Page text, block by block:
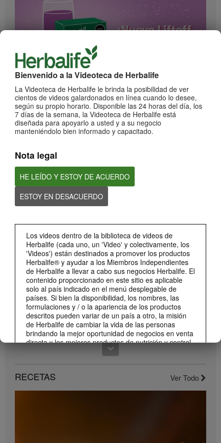
Bienvenido a la Videoteca de Herbalife
La Videoteca de Herbalife le brinda la posibilidad de ver
cientos de videos galardonados en línea cuando lo desee,
según su propio horario. Disponible las 24 horas del día, los
7 días de la semana, la Videoteca de Herbalife está
diseñada para apoyarlo a usted y a su negocio
manteniéndolo bien informado y capacitado.
Nota legal
HE LEÍDO Y ESTOY DE ACUERDO
ESTOY EN DESACUERDO
Los videos dentro de la biblioteca de videos de
Herbalife (cada uno, un 'Video' y colectivamente, los
'Videos') están destinados a promover los productos
Herbalife® y ayudar a los Miembros Independientes
de Herbalife a llevar a cabo sus negocios Herbalife. El
contenido proporcionado en este sitio es aplicable
solo al país indicado en el menú desplegable de
países. Si bien la disponibilidad, los nombres, las
formulaciones y / o la apariencia de los productos
descritos pueden variar de un país a otro, la misión
de Herbalife de cambiar la vida de las personas
brindando la mejor oportunidad de negocios en venta
directa y los mejores productos de nutrición y control
de peso son aplicable en todas partes.
Los Videos pueden incluir volúmenes de ventas o
experiencias de ganancias de varios Miembros
Independientes de Herbalife que se encuentran en
diferentes niveles dentro del Plan de Marketing y que
¡Impulsa cada momento! Nuevo Liftoff sabor Moras
Conoce el nuevo sabor mora de esta bebida efervescente que le dará impulso a
cada momento
0:59
¡Dale un impulso a tu día con los nuevos sabores de Liftoff!
Conoce los nuevos sabores de Liftoff: naranja y frutas tropicales.
Compártelo con todos tus clientes y conocidos.
RECETAS Ver Todo